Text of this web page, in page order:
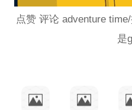
点赞 评论 adventure
是